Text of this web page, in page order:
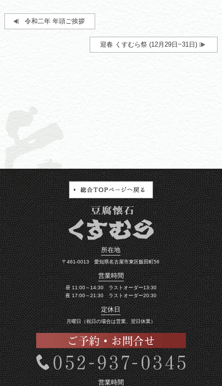
令和二年 年頭ご挨拶
迎春 くすむら祭 (12月29日~31日)
所在地
〒461-0013 愛知県名古屋市東区飯田町56
営業時間
昼 11:00～14:30 ラストオーダー13:30
夜 17:00～21:30 ラストオーダー20:30
定休日
月曜日（祝日の場合は営業、翌日休業）
営業時間